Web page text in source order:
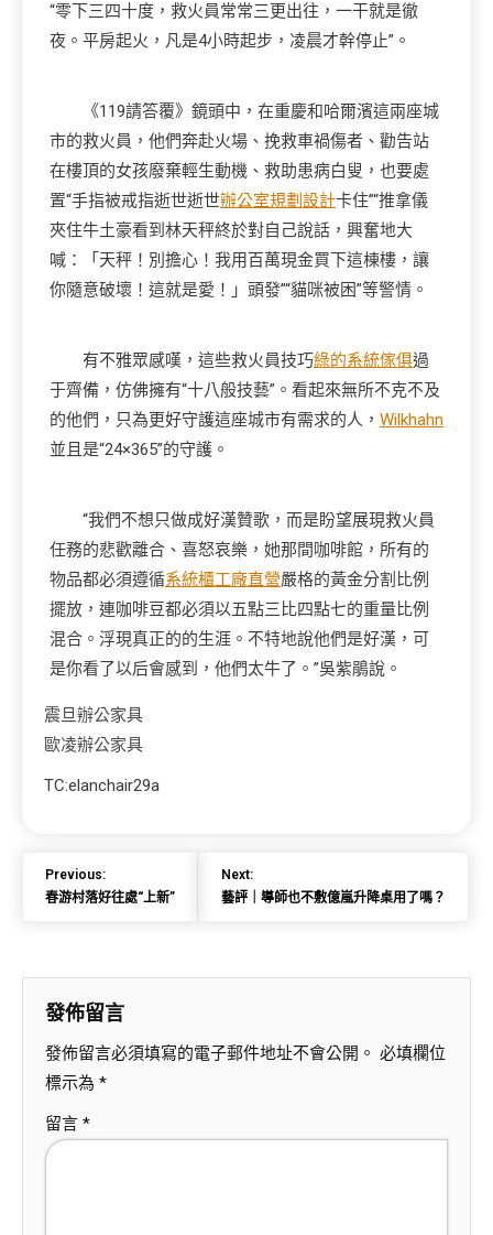
“零下三四十度，救火員常常三更出往，一干就是徹
夜。平房起火，凡是4小時起步，凌晨才幹停止”。
《119請答覆》鏡頭中，在重慶和哈爾濱這兩座城
市的救火員，他們奔赴火場、挽救車禍傷者、勸告站
在樓頂的女孩廢棄輕生動機、救助患病白叟，也要處
置“手指被戒指逝世逝世辦公室規劃設計卡住”“推拿儀
夾住牛土豪看到林天秤終於對自己說話，興奮地大
喊：「天秤！別擔心！我用百萬現金買下這棟樓，讓
你隨意破壞！這就是愛！」頭發”“貓咪被困”等警情。
有不雅眾感嘆，這些救火員技巧綠的系統傢俱過
于齊備，仿佛擁有“十八般技藝”。看起來無所不克不及
的他們，只為更好守護這座城市有需求的人， Wilkhahn
並且是“24×365”的守護。
“我們不想只做成好漢贊歌，而是盼望展現救火員
任務的悲歡離合、喜怒哀樂，她那間咖啡館，所有的
物品都必須遵循系統櫃工廠直營嚴格的黃金分割比例
擺放，連咖啡豆都必須以五點三比四點七的重量比例
混合。浮現真正的的生涯。不特地說他們是好漢，可
是你看了以后會感到，他們太牛了。”吳紫鵑說。
震旦辦公家具
歐凌辦公家具
TC:elanchair29a
Previous:
春游村落好往處“上新”
Next:
藝評｜導師也不敷億嵐升降桌用了嗎？
發佈留言
發佈留言必須填寫的電子郵件地址不會公開。 必填欄位
標示為 *
留言 *